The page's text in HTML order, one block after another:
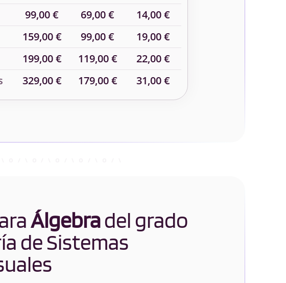
99,00 € 69,00 €
14,00 €
159,00 € 99,00 €
19,00 €
199,00 € 119,00 €
22,00 €
329,00 € 179,00 € 31,00 €
Álgebradel grado
de Sistemas